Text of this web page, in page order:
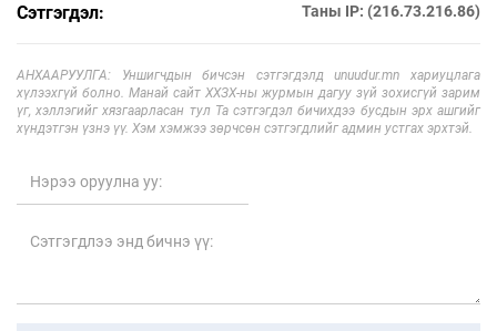
Сэтгэгдэл: Таны IP: (216.73.216.86)
АНХААРУУЛГА: Уншигчдын бичсэн сэтгэгдэлд unuudur.mn хариуцлага
хүлээхгүй болно. Манай сайт ХХЗХ-ны журмын дагуу зүй зохисгүй зарим
үг, хэллэгийг хязгаарласан тул Та сэтгэгдэл бичихдээ бусдын эрх ашгийг
хүндэтгэн үзнэ үү. Хэм хэмжээ зөрчсөн сэтгэгдлийг админ устгах эрхтэй.